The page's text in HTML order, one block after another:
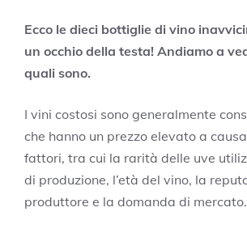
Ecco le dieci bottiglie di vino
un occhio della testa! Andiamo a
quali sono.
I vini costosi sono generalmente
che hanno un prezzo elevato a
fattori, tra cui la rarità delle uve
di produzione, l’età del vino, la
produttore e la domanda di mercato.